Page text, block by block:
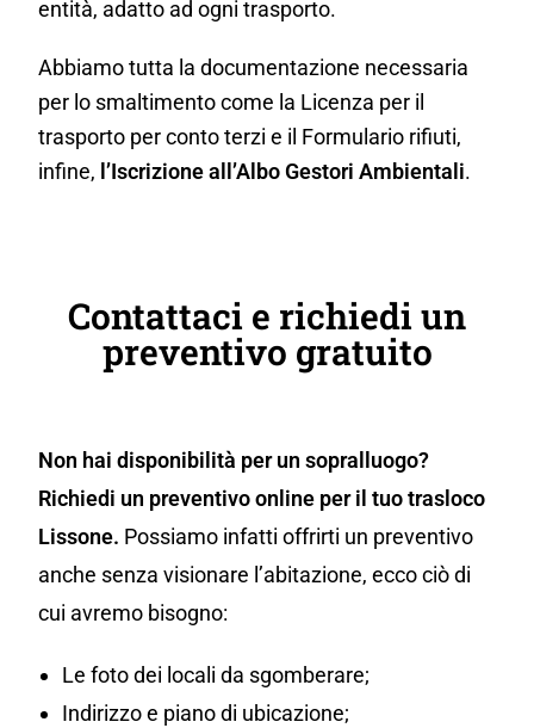
entità, adatto ad ogni trasporto.
Abbiamo tutta la documentazione necessaria
per lo smaltimento come la Licenza per il
trasporto per conto terzi e il Formulario rifiuti,
infine, l’Iscrizione all’Albo Gestori Ambientali.
Contattaci e richiedi un
preventivo gratuito
Non hai disponibilità per un sopralluogo?
Richiedi un preventivo online per il tuo trasloco
Lissone. Possiamo infatti offrirti un preventivo
anche senza visionare l’abitazione, ecco ciò di
cui avremo bisogno:
Le foto dei locali da sgomberare;
Indirizzo e piano di ubicazione;